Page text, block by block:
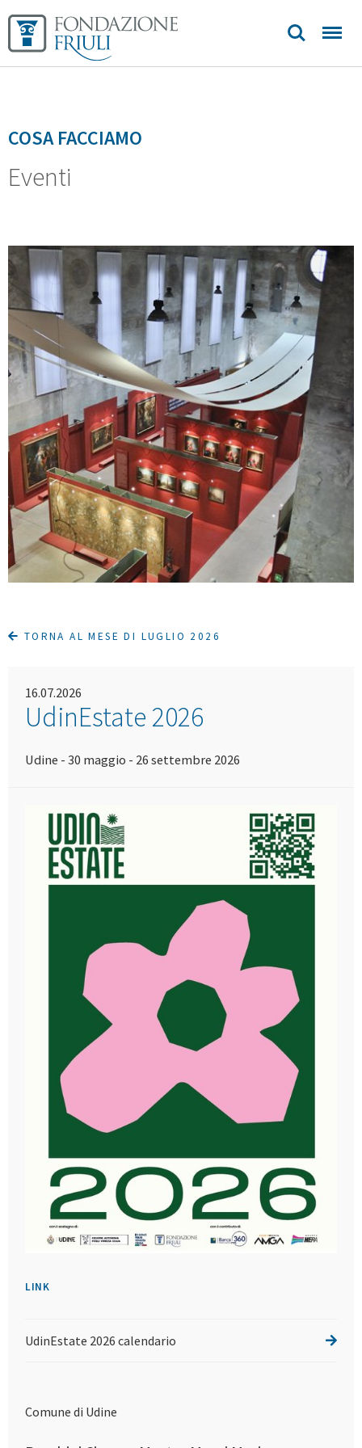
contatti
COSA FACCIAMO
Eventi
TORNA AL MESE DI LUGLIO 2026
16.07.2026
UdinEstate 2026
Udine - 30 maggio - 26 settembre 2026
LINK
UdinEstate 2026 calendario
Comune di Udine